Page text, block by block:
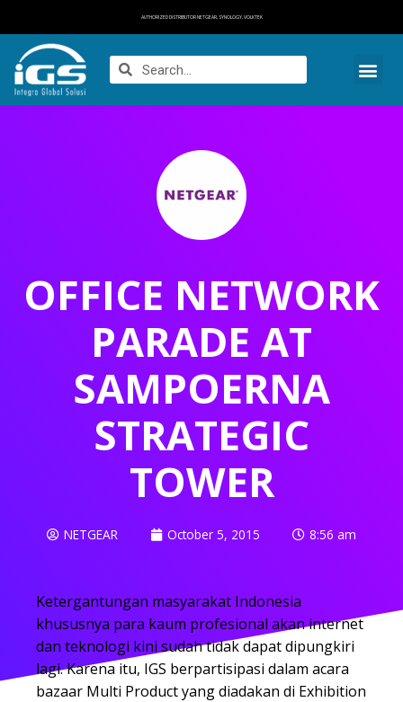
AUTHORIZED DISTRIBUTOR NETGEAR, SYNOLOGY, VOLKTEK
OFFICE NETWORK
PARADE AT
SAMPOERNA
STRATEGIC
TOWER
NETGEAR October 5, 2015 8:56 am
Ketergantungan masyarakat Indonesia
khususnya para kaum profesional akan internet
dan teknologi kini sudah tidak dapat dipungkiri
lagi. Karena itu, IGS berpartisipasi dalam acara
bazaar Multi Product yang diadakan di Exhibition